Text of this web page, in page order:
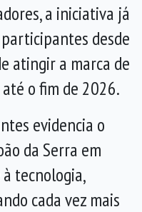
a iniciativa já
desde
atingir a marca de
o fim de 2026.
evidencia o
da Serra em
tecnologia,
cada vez mais